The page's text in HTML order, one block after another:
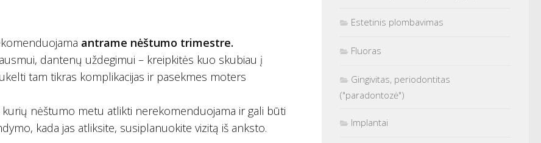
antrame nėštumo trimestre.
dantenų uždegimui – kreipkitės kuo skubiau į
tam tikras komplikacijas ir pasekmes moters
nėštumo metu atlikti nerekomenduojama ir gali būti
kada jas atliksite, susiplanuokite vizitą iš anksto.
Estetinis plombavimas
Fluoras
Gingivitas, periodontitas
("paradontozė")
Implantai